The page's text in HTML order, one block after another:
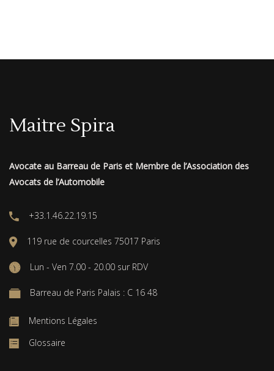
Maitre Spira
Avocate au Barreau de Paris et Membre de l’Association des
Avocats de l’Automobile
+33.1.46.22.19.15
119 rue de courcelles 75017 Paris
Lun - Ven 7.00 - 20.00 sur RDV
Barreau de Paris Palais : C 16 48
Mentions Légales
Glossaire